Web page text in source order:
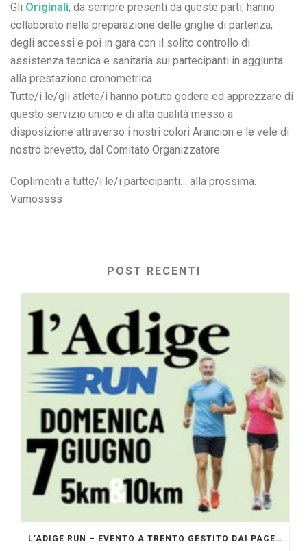
Gli Originali, da sempre presenti da queste parti, hanno
collaborato nella preparazione delle griglie di partenza,
degli accessi e poi in gara con il solito controllo di
assistenza tecnica e sanitaria sui partecipanti in aggiunta
alla prestazione cronometrica.
Tutte/i le/gli atlete/i hanno potuto godere ed apprezzare di
questo servizio unico e di alta qualità messo a
disposizione attraverso i nostri colori Arancion e le vele di
nostro brevetto, dal Comitato Organizzatore.
Coplimenti a tutte/i le/i partecipanti… alla prossima.
Vamossss
POST RECENTI
L’ADIGE RUN – EVENTO A TRENTO GESTITO DAI PACERS GLI ORIGINALI